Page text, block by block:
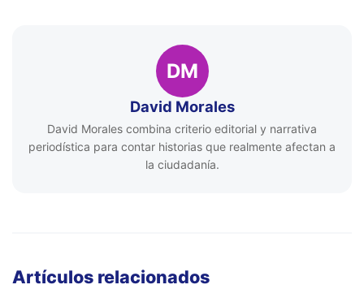
DM
David Morales
David Morales combina criterio editorial y narrativa
periodística para contar historias que realmente afectan a
la ciudadanía.
Artículos relacionados